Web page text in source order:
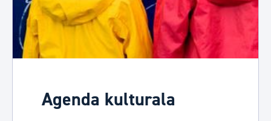
Agenda kulturala